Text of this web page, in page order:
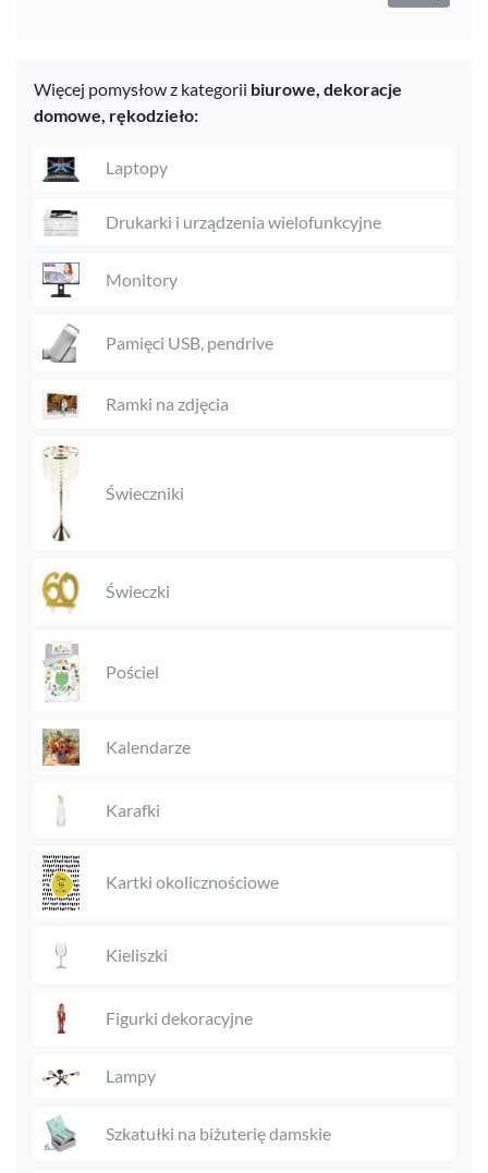
Więcej pomysłow z kategorii biurowe, dekoracje
domowe, rękodzieło:
Laptopy
Drukarki i urządzenia wielofunkcyjne
Monitory
Pamięci USB, pendrive
Ramki na zdjęcia
Świeczniki
Świeczki
Pościel
Kalendarze
Karafki
Kartki okolicznościowe
Kieliszki
Figurki dekoracyjne
Lampy
Szkatułki na biżuterię damskie